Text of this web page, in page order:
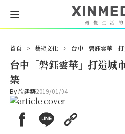
首頁 > 藝術文化 > 台中「磐鈺雲華」
台中「磐鈺雲華」打造城
築
By欣建築2019/01/04